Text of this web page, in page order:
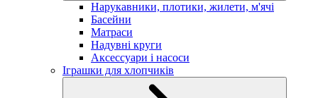
Нарукавники, плотики, жилети, м'ячі
Басейни
Матраси
Надувні круги
Аксессуари і насоси
Іграшки для хлопчиків